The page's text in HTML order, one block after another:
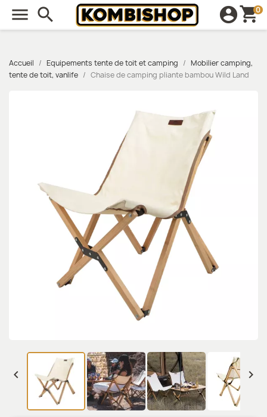
 shopping_cart
0
account_circle
search
Accueil Equipements tente de toit et camping
Mobilier camping,
tente de toit, vanlife
Chaise de camping pliante bambou Wild Land
 